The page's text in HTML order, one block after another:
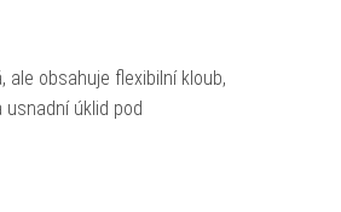
ale obsahuje flexibilní kloub,
úklid pod